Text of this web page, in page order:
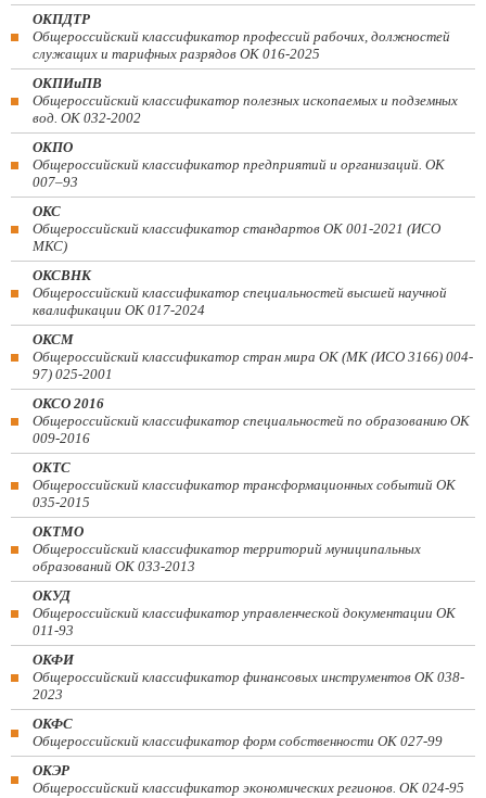
ОКПДТР
Общероссийский классификатор профессий рабочих, должностей
служащих и тарифных разрядов ОК 016-2025
ОКПИиПВ
Общероссийский классификатор полезных ископаемых и подземных
вод. ОК 032-2002
ОКПО
Общероссийский классификатор предприятий и организаций. ОК
007–93
ОКС
Общероссийский классификатор стандартов ОК 001-2021 (ИСО
МКС)
ОКСВНК
Общероссийский классификатор специальностей высшей научной
квалификации ОК 017-2024
ОКСМ
Общероссийский классификатор стран мира ОК (МК (ИСО 3166) 004-
97) 025-2001
ОКСО 2016
Общероссийский классификатор специальностей по образованию ОК
009-2016
ОКТС
Общероссийский классификатор трансформационных событий ОК
035-2015
ОКТМО
Общероссийский классификатор территорий муниципальных
образований ОК 033-2013
ОКУД
Общероссийский классификатор управленческой документации ОК
011-93
ОКФИ
Общероссийский классификатор финансовых инструментов OK 038-
2023
ОКФС
Общероссийский классификатор форм собственности ОК 027-99
ОКЭР
Общероссийский классификатор экономических регионов. ОК 024-95